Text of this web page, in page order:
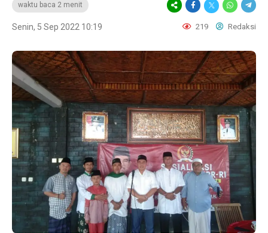
waktu baca 2 menit
Senin, 5 Sep 2022 10:19 219 Redaksi